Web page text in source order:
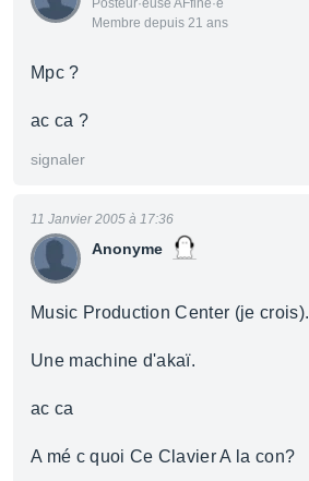
Posteur·euse AFfiné·e
Membre depuis 21 ans
Mpc ?
ac ca ?
signaler
Anonyme
11 Janvier 2005 à 17:36
Music Production Center (je crois).
Une machine d'akaï.
ac ca
A mé c quoi Ce Clavier A la con?